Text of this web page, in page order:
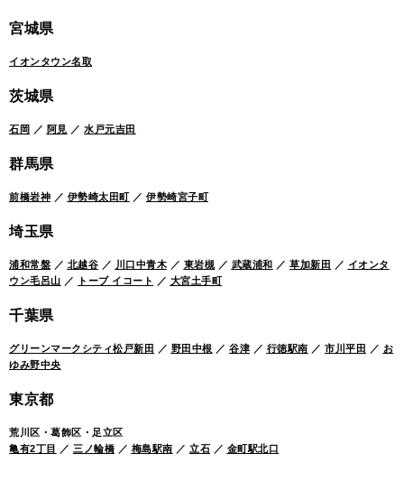
宮城県
イオンタウン名取
茨城県
石岡 ／ 阿見 ／ 水戸元吉田
群馬県
前橋岩神 ／ 伊勢崎太田町／ 伊勢崎宮子町
埼玉県
浦和常盤 ／ 北越谷 ／ 川口中青木 ／ 東岩槻 ／ 武蔵浦和 ／ 草加新田 ／ イオンタ
ウン毛呂山 ／ トーブ イコート ／ 大宮土手町
千葉県
グリーンマークシティ松戸新田 ／ 野田中根 ／ 谷津 ／ 行徳駅南 ／ 市川平田 ／ お
ゆみ野中央
東京都
荒川区・葛飾区・足立区
亀有2丁目
／ 三ノ輪橋 ／ 梅島駅南 ／ 立石 ／ 金町駅北口